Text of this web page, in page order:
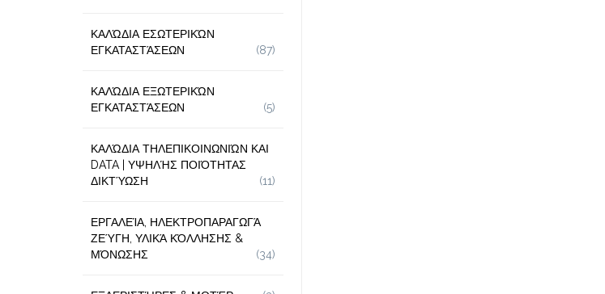
ΚΑΛΏΔΙΑ ΕΣΩΤΕΡΙΚΏΝ
ΕΓΚΑΤΑΣΤΆΣΕΩΝ
(87)
ΚΑΛΏΔΙΑ ΕΞΩΤΕΡΙΚΏΝ
ΕΓΚΑΤΑΣΤΆΣΕΩΝ
(5)
ΚΑΛΏΔΙΑ ΤΗΛΕΠΙΚΟΙΝΩΝΙΏΝ ΚΑΙ
DATA | ΥΨΗΛΉΣ ΠΟΙΌΤΗΤΑΣ
ΔΙΚΤΎΩΣΗ
(11)
ΕΡΓΑΛΕΊΑ, ΗΛΕΚΤΡΟΠΑΡΑΓΩΓΆ
ΖΕΎΓΗ, ΥΛΙΚΆ ΚΌΛΛΗΣΗΣ &
ΜΌΝΩΣΗΣ
(34)